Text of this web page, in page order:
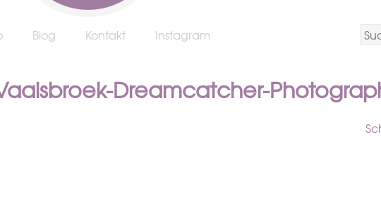
Blog Kontakt Instagram
Dreamcatcher-